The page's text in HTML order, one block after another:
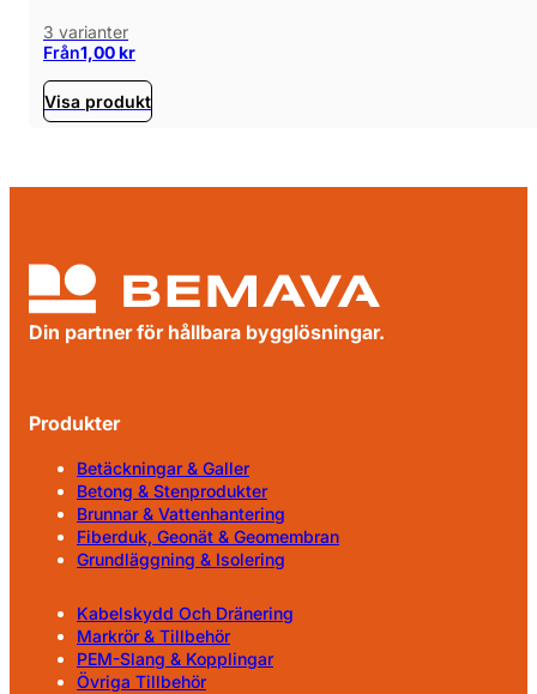
3 varianter
Från1,00kr
Visa produkt
Din partner för hållbara bygglösningar.
Produkter
Betäckningar & Galler
Betong & Stenprodukter
Brunnar & Vattenhantering
Fiberduk, Geonät & Geomembran
Grundläggning & Isolering
Kabelskydd Och Dränering
Markrör & Tillbehör
PEM-Slang & Kopplingar
Övriga Tillbehör